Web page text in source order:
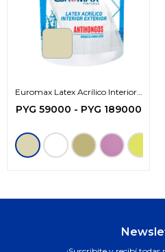
Euromax Latex Acrílico Interior -
Exterior (zona protegida)
PYG 59000 - PYG 189000